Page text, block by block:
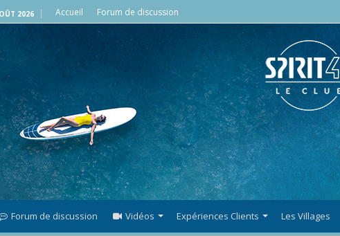
2026 Accueil Forum de discussion
Forum de discussion Vidéos Expériences Clients Les Villages